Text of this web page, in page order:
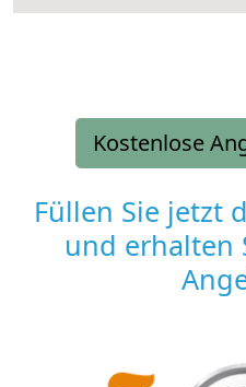
Kostenlose
Füllen Sie jetzt
und erhalten